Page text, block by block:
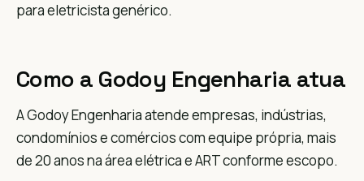
para eletricista genérico.
Como a Godoy Engenharia atua
A Godoy Engenharia atende empresas, indústrias,
condomínios e comércios com equipe própria, mais
de 20 anos na área elétrica e ART conforme escopo.